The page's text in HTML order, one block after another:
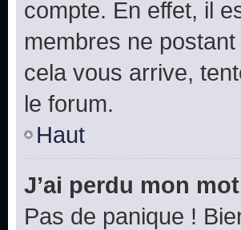
compte. En effet, il
membres ne
cela vous arrive,
le forum.
Haut
J’ai perdu mon
Pas de panique !